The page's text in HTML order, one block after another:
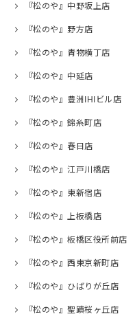
『松のや』中野坂上店
『松のや』野方店
『松のや』青物横丁店
『松のや』中延店
『松のや』豊洲IHIビル店
『松のや』錦糸町店
『松のや』春日店
『松のや』江戸川橋店
『松のや』東新宿店
『松のや』上板橋店
『松のや』板橋区役所前店
『松のや』西東京新町店
『松のや』ひばりが丘店
『松のや』聖蹟桜ヶ丘店